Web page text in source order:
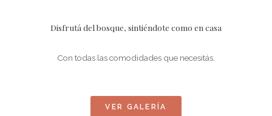
Disfrutá del bosque, sintiéndote como en casa
Con todas las comodidades que necesitás.
VER GALERÍA